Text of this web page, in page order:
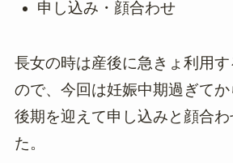
申し込み・顔合わせ
長女の時は産後に急きょ利用
ので、今回は妊娠中期過ぎてか
後期を迎えて申し込みと顔合わ
た。